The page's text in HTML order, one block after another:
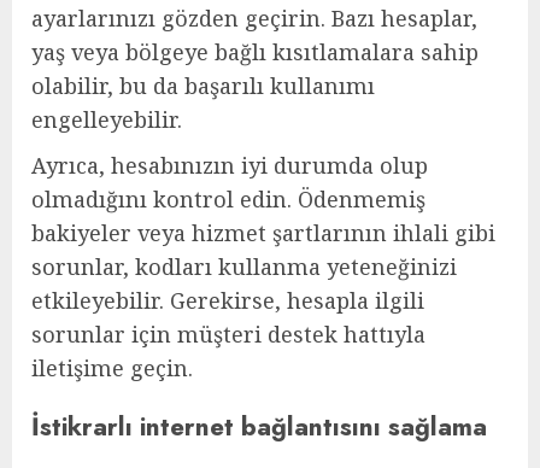
ayarlarınızı gözden geçirin. Bazı hesaplar,
yaş veya bölgeye bağlı kısıtlamalara sahip
olabilir, bu da başarılı kullanımı
engelleyebilir.
Ayrıca, hesabınızın iyi durumda olup
olmadığını kontrol edin. Ödenmemiş
bakiyeler veya hizmet şartlarının ihlali gibi
sorunlar, kodları kullanma yeteneğinizi
etkileyebilir. Gerekirse, hesapla ilgili
sorunlar için müşteri destek hattıyla
iletişime geçin.
İstikrarlı internet bağlantısını sağlama